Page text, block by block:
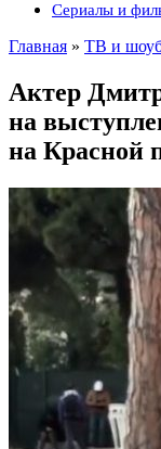
Сериалы и
Главная » ТВ и
Актер
на
на Красной